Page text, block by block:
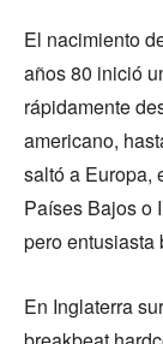
El nacimiento
años 80 inició
rápidamente
americano,
saltó a Europa,
Países Bajos o
pero entusiasta
En Inglaterra